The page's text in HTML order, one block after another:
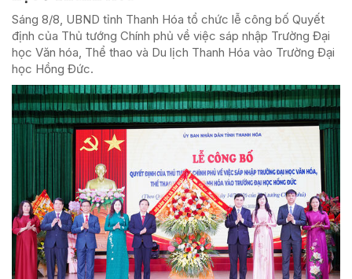
Sáng 8/8, UBND tỉnh Thanh Hóa tổ chức lễ công bố Quyết
định của Thủ tướng Chính phủ về việc sáp nhập Trường Đại
học Văn hóa, Thể thao và Du lịch Thanh Hóa vào Trường Đại
học Hồng Đức.